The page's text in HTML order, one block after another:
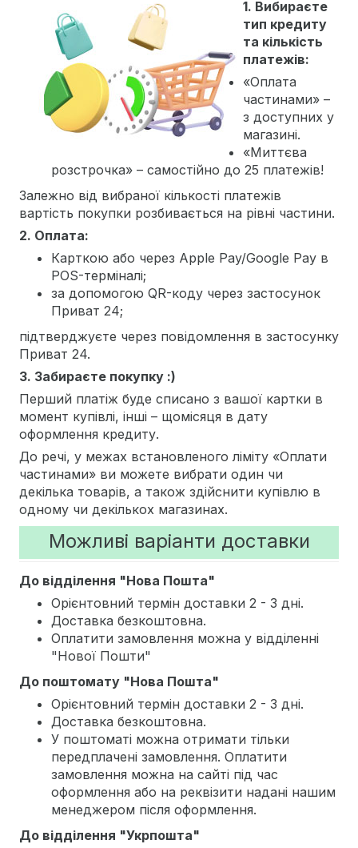
1. Вибираєте
тип кредиту
та кількість
платежів:
«Оплата
частинами» –
з доступних у
магазині.
«Миттєва
розстрочка» – самостійно до 25 платежів!
Залежно від вибраної кількості платежів
вартість покупки розбивається на рівні частини.
2. Оплата:
Карткою або через Apple Pay/Google Pay в
POS-терміналі;
за допомогою QR-коду через застосунок
Приват 24;
підтверджуєте через повідомлення в застосунку
Приват 24.
3. Забираєте покупку :)
Перший платіж буде списано з вашої картки в
момент купівлі, інші – щомісяця в дату
оформлення кредиту.
До речі, у межах встановленого ліміту «Оплати
частинами» ви можете вибрати один чи
декілька товарів, а також здійснити купівлю в
одному чи декількох магазинах.
Можливі варіанти доставки
До відділення "Нова Пошта"
Орієнтовний термін доставки 2 - 3 дні.
Доставка безкоштовна.
Оплатити замовлення можна у відділенні
"Нової Пошти"
До поштомату "Нова Пошта"
Орієнтовний термін доставки 2 - 3 дні.
Доставка безкоштовна.
У поштоматі можна отримати тільки
передплачені замовлення. Оплатити
замовлення можна на сайті під час
оформлення або на реквізити надані нашим
менеджером після оформлення.
До відділення "Укрпошта"